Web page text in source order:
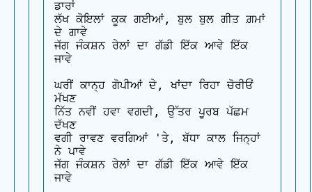
ਡਾਰਾਂ
ਲੱਖ ਕੋਇਲਾਂ ਕੂਕ ਗਈਆਂ, ਬੁਲ ਬੁਲ ਗੀਤ ਗ਼ਮਾਂ
ਦੇ ਗਾਵੇ
ਜੱਗ ਜੰਕਸ਼ਨ ਰੇਲਾਂ ਦਾ ਗੱਡੀ ਇੱਕ ਆਵੇ ਇੱਕ
ਜਾਵੇ
ਘਰੀਂ ਕਾਨ੍ਹ ਗੋਪੀਆਂ ਦੇ, ਖਾਂਦਾ ਰਿਹਾ ਚੋਰੀਓਂ
ਮੱਖਣ
ਨਿੱਤ ਨਵੀਂ ਹਵਾ ਵਗਦੀ, ਉੱਤਰ ਪੂਰਬ ਪੱਛਮ
ਦੱਖਣ
ਵਗੀ ਰਾਵਣ ਵਰਗਿਆਂ 'ਤੇ, ਬੱਧਾ ਕਾਲ ਜਿਨ੍ਹਾਂ
ਨੇ ਪਾਵੇ
ਜੱਗ ਜੰਕਸ਼ਨ ਰੇਲਾਂ ਦਾ ਗੱਡੀ ਇੱਕ ਆਵੇ ਇੱਕ
ਜਾਵੇ